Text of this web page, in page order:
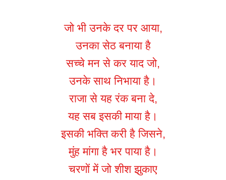
जो भी उनके दर पर आया,
उनका सेठ बनाया है
सच्चे मन से कर याद जो,
उनके साथ निभाया है।
राजा से यह रंक बना दे,
यह सब इसकी माया है।
इसकी भक्ति करी है जिसने,
मुंह मांगा है भर पाया है।
चरणों में जो शीश झुकाए